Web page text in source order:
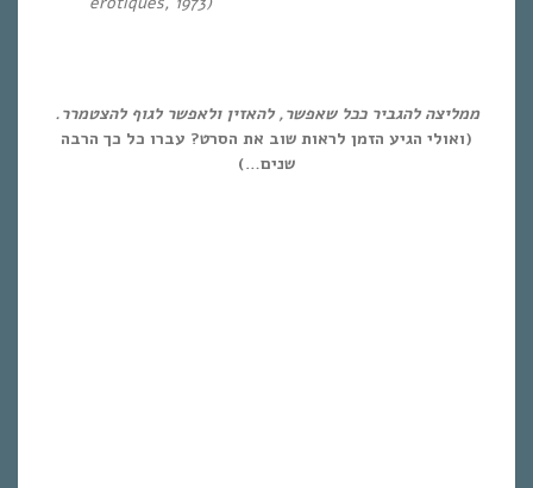
ממליצה להגביר ככל שאפשר, להאזין ולאפשר לגוף להצטמרר.
(ואולי הגיע הזמן לראות שוב את הסרט? עברו כל כך הרבה
שנים…)